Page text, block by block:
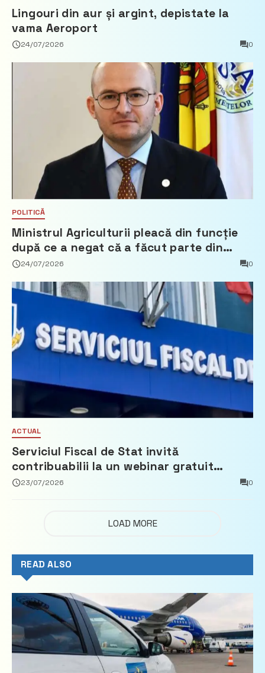
Lingouri din aur și argint, depistate la
vama Aeroport
24/07/2026 0
POLITICĂ
Ministrul Agriculturii pleacă din funcție
după ce a negat că a făcut parte din
Partidul Democrat
24/07/2026 0
ACTUAL
Serviciul Fiscal de Stat invită
contribuabilii la un webinar gratuit
privind calculul impozitului pe bunurile
23/07/2026 0
LOAD MORE
READ ALSO